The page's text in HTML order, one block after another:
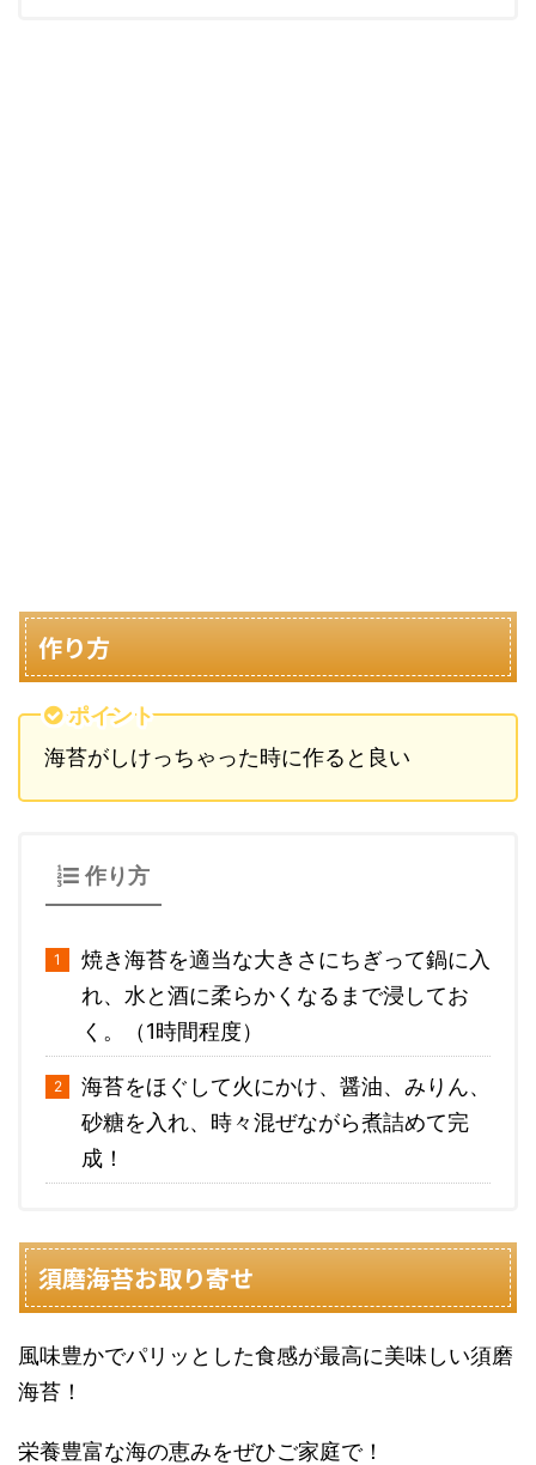
作り方
ポイント
海苔がしけっちゃった時に作ると良い
作り方
焼き海苔を適当な大きさにちぎって鍋に入
れ、水と酒に柔らかくなるまで浸してお
く。（1時間程度）
海苔をほぐして火にかけ、醤油、みりん、
砂糖を入れ、時々混ぜながら煮詰めて完
成！
須磨海苔お取り寄せ
風味豊かでパリッとした食感が最高に美味しい須磨
海苔！
栄養豊富な海の恵みをぜひご家庭で！